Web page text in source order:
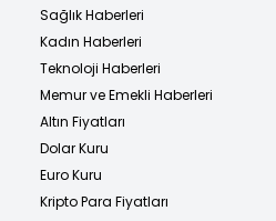
Sağlık Haberleri
Kadın Haberleri
Teknoloji Haberleri
Memur ve Emekli Haberleri
Altın Fiyatları
Dolar Kuru
Euro Kuru
Kripto Para Fiyatları